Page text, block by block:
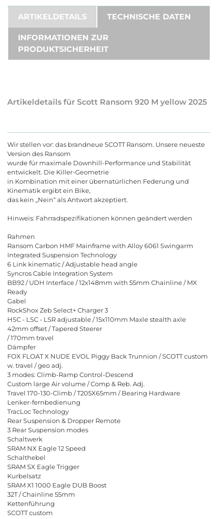
ARTIKELDETAILS TECHNISCHE DATEN
INFORMATIONEN ZUR
PRODUKTSICHERHEIT
Artikeldetails für Scott Ransom 920 M yellow 2025
Wir stellen vor: das brandneue SCOTT Ransom. Unsere neueste
Version des Ransom
wurde für maximale Downhill-Performance und Stabilität
entwickelt. Die Killer-Geometrie
in Kombination mit einer übernatürlichen Federung und
Kinematik ergibt ein Bike,
das kein „Nein“ alsAntwortakzeptiert.
Hinweis: Fahrradspezifkationen können geändertwerden
Rahmen
Ransom Carbon HMF Mainframewith Alloy6061 Swingarm
Integrated Suspension Technology
6 L ink kinematic/Adjustable head angle
SyncrosCable Integration System
BB92/ UDH Interface/12x148mm with 55mm Chainline/ MX
Ready
Gabel
RockShoxZebSelect+Charger3
HSC- L SC- L SRadjustable/15x110mm Maxlestealth axle
42mm offset/Tapered Steerer
/170mm travel
Dämpfer
FOX FL OATX NUDE EVOL Piggy Back Trunnion /SCOTTcustom
w. travel /geoadj.
3 modes: Climb-RampControl-Descend
Custom largeAirvolume/Comp& Reb. Adj.
Travel 170-130-Climb/T205X65mm / Bearing Hardware
L enker-fernbedienung
TracL ocTechnology
RearSuspension & Dropper Remote
3 RearSuspension modes
Schaltwerk
SRAM NX Eagle12Speed
Schalthebel
SRAM SX EagleTrigger
Kurbelsatz
SRAM X1 1000 Eagle DUB Boost
32T/Chainline55mm
Kettenführung
SCOTTcustom